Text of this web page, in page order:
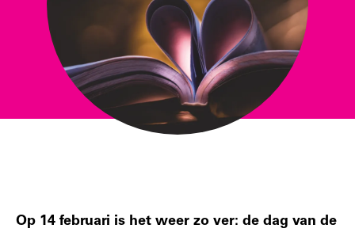
Op 14 februari is het weer zo ver: de dag van de